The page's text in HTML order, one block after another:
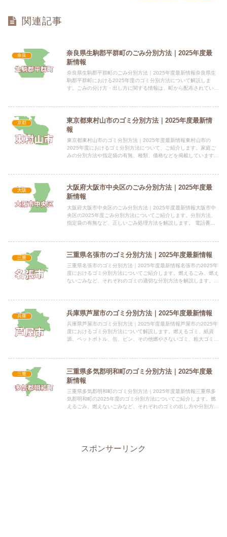
関連記事
奈良
奈良県生駒郡平群町のごみ分別方法｜2025年度最
新情報
奈良県生駒郡平群町のごみ分別方法｜2025年度最新情報奈良県生
駒郡平群町における2025年度のゴミ分別方法について解説しま
す。ごみの分け方・出し方に関する情報は、町から配布されている
京都
東京都東村山市のゴミ分別方法｜2025年度最新情
報
東京都東村山市のゴミ分別方法｜2025年度最新情報東村山市の
2025年度におけるゴミ分別方法について、ご紹介します。家庭ご
みの分別方法や指定袋の有無、種類、価格などを掲載しています。
大阪
大阪府大阪市中央区のごみ分別方法｜2025年度最
新情報
大阪府大阪市中央区のごみ分別方法｜2025年度最新情報大阪市中
央区の2025年度ごみ分別方法についてご紹介します。分別方法、
指定袋の有無など、正しいごみ処理方法を解説します。 電話番
三重 三重県名張市のゴミ分別方法｜2025年度最新情報
三重県名張市のゴミ分別方法｜2025年度最新情報名張市の2025年
度におけるゴミ分別方法についてご紹介します。燃えるごみ、燃え
ないごみなど、それぞれのゴミの適切な分別方法を解説します。
兵庫 兵庫県芦屋市のゴミ分別方法｜2025年度最新情報
兵庫県芦屋市のゴミ分別方法｜2025年度最新情報芦屋市の2025年
度におけるゴミ分別方法について解説します。燃えるゴミ、紙資
源、ペットボトル、缶、ビン、その他燃やさないゴミ、粗大ゴミな
三重
三重県多気郡明和町のゴミ分別方法｜2025年度最
新情報
三重県多気郡明和町のゴミ分別方法｜2025年度最新情報三重県多
気郡明和町の2025年度のゴミ分別方法についてご紹介します。燃
えるごみ、燃えないごみなど、それぞれのゴミの出し方や分別方法
スポンサーリンク